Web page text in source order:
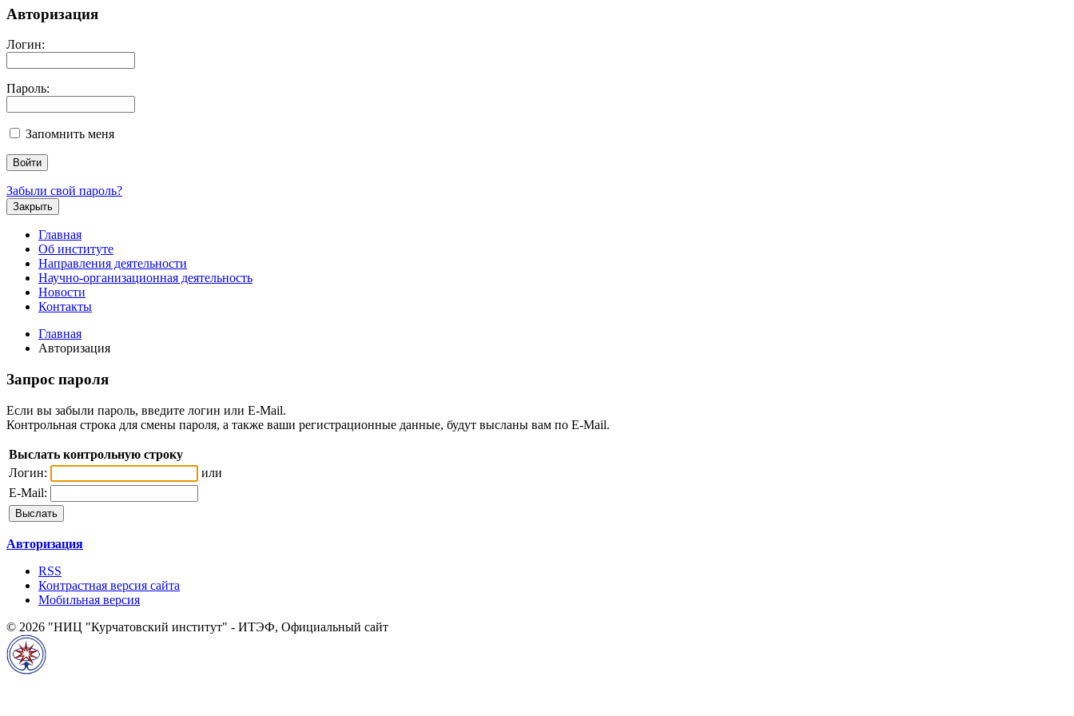
Авторизация
Логин:
Пароль:
Запомнить меня
Забыли свой пароль?
Закрыть
Главная
Об институте
Направления деятельности
Научно-организационная деятельность
Новости
Контакты
Главная
Авторизация
Запрос пароля
Если вы забыли пароль, введите логин или E-Mail.
Контрольная строка для смены пароля, а также ваши регистрационные данные, будут высланы вам по E-Mail.
Выслать контрольную строку
Логин:
или
E-Mail:
Авторизация
RSS
Контрастная версия сайта
Мобильная версия
© 2026 "НИЦ "Курчатовский институт" - ИТЭФ, Официальный сайт